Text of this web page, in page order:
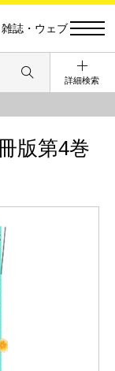
誌・ウェブ
詳細検索
版第4巻